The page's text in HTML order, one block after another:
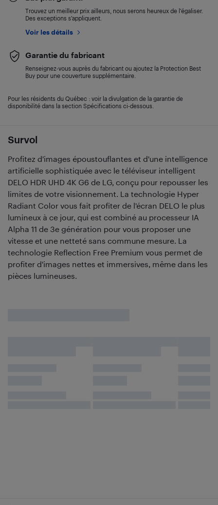
Survol
Profitez d'images époustouflantes et d'une intelligence
artificielle sophistiquée avec le téléviseur intelligent
DELO HDR UHD 4K G6 de LG, conçu pour repousser les
limites de votre visionnement. La technologie Hyper
Radiant Color vous fait profiter de l'écran DELO le plus
lumineux à ce jour, qui est combiné au processeur IA
Alpha 11 de 3e génération pour vous proposer une
vitesse et une netteté sans commune mesure. La
technologie Reflection Free Premium vous permet de
profiter d'images nettes et immersives, même dans les
pièces lumineuses.
Trouvez un meilleur prix ailleurs, nous serons heureux de l’égaliser.
Des exceptions s’appliquent.
Voir les détails
Garantie du fabricant
Renseignez-vous auprès du fabricant ou ajoutez la Protection Best
Buy pour une couverture supplémentaire.
Pour les résidents du Québec : voir la divulgation de la garantie de
disponibilité dans la section Spécifications ci-dessous.